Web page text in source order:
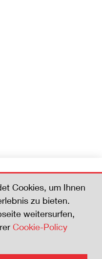
Cookies, um Ihnen
zu bieten.
weitersurfen,
Cookie-Policy
Todesfälle zu
Charta beitritt
für die Sicherheit